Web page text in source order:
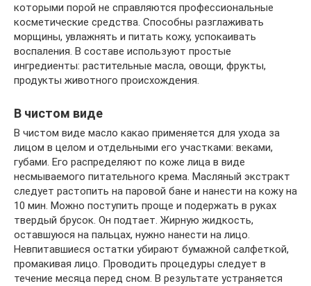
которыми порой не справляются профессиональные
косметические средства. Способны разглаживать
морщины, увлажнять и питать кожу, успокаивать
воспаления. В составе используют простые
ингредиенты: растительные масла, овощи, фрукты,
продукты животного происхождения.
В чистом виде
В чистом виде масло какао применяется для ухода за
лицом в целом и отдельными его участками: веками,
губами. Его распределяют по коже лица в виде
несмываемого питательного крема. Масляный экстракт
следует растопить на паровой бане и нанести на кожу на
10 мин. Можно поступить проще и подержать в руках
твердый брусок. Он подтает. Жирную жидкость,
оставшуюся на пальцах, нужно нанести на лицо.
Невпитавшиеся остатки убирают бумажной салфеткой,
промакивая лицо. Проводить процедуры следует в
течение месяца перед сном. В результате устраняется